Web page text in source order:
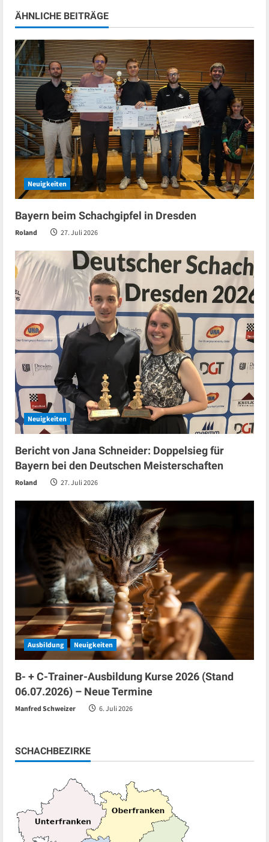
ÄHNLICHE BEITRÄGE
Neuigkeiten
Bayern beim Schachgipfel in Dresden
Roland 27. Juli 2026
Neuigkeiten
Bericht von Jana Schneider: Doppelsieg für
Bayern bei den Deutschen Meisterschaften
Roland 27. Juli 2026
Ausbildung Neuigkeiten
B- + C-Trainer-Ausbildung Kurse 2026 (Stand
06.07.2026) – Neue Termine
Manfred Schweizer 6. Juli 2026
SCHACHBEZIRKE